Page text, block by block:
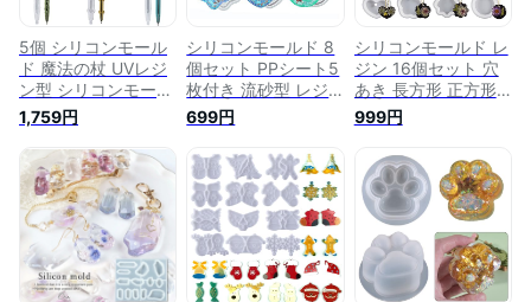
5個 シリコンモール
ド 魔法の杖 UVレジ
ン型 シリコンモール
ド 再利用可能DIYエ
ポキシ樹脂鋳造型 魔
法の杖手作り 装飾品
DIY 道具 手芸品 モー
ルド UVレジン型 シ
リコンモールド かわ
いい アクセサリー
装飾 (01)
1,759円
シリコンモールド 8
個セット PPシート5
枚付き 流砂型 レジ
ン セット ソフトモ
ールド uvレジン エ
ポキシ樹脂 DIY手作
り かわいい ペンダ
ント アクセサリー
装飾 再利用可能 (A)
699円
シリコンモールド レ
ジン 16個セット 穴
あき 長方形 正方形
丸 ハート UVレジン
型 エポキシ樹脂 粘
土 石膏 抜き型 ペン
ダント ピアス イヤ
リング ネックレス
キーホルダー アクセ
サリー DIY手作り 再
利用可能 (16個セッ
ト)
999円